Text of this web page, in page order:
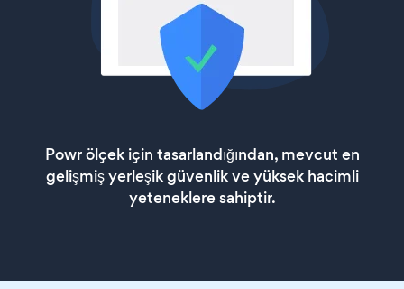
Powr ölçek için tasarlandığından, mevcut en
gelişmiş yerleşik güvenlik ve yüksek hacimli
yeteneklere sahiptir.